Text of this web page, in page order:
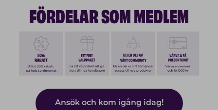
FÖRDELAR SOM MEDLEM
Ansök och kom igång idag!